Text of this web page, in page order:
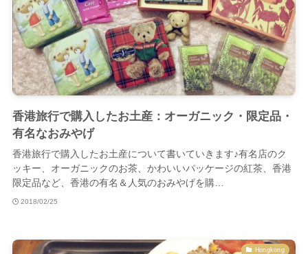
香港旅行で購入したお土産：オーガニック・限定品・
有名なおみやげ
香港旅行で購入したお土産について書いていきます♪有名店のク
ッキー、オーガニックのお茶、かわいいパッケージの紅茶、香港
限定品など、香港の有名＆人気のおみやげを購…
2018/02/25
Hongkong